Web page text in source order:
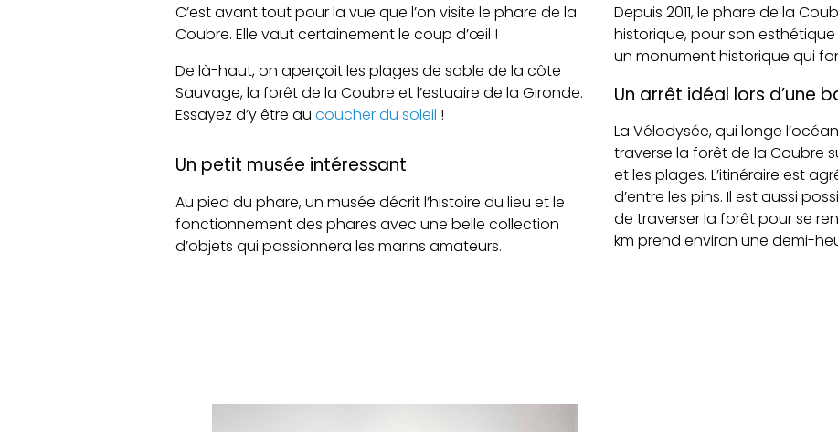
C’est avant tout pour la vue que l’on visite le phare de la
Coubre. Elle vaut certainement le coup d’œil !
De là-haut, on aperçoit les plages de sable de la côte
Sauvage, la forêt de la Coubre et l’estuaire de la Gironde.
Essayez d’y être au coucher du soleil !
Un petit musée intéressant
Au pied du phare, un musée décrit l’histoire du lieu et le
fonctionnement des phares avec une belle collection
d’objets qui passionnera les marins amateurs.
Depuis 2011, le phare de la
historique, pour son
un monument historique qui
Un arrêt idéal lors d’une
La Vélodysée, qui longe
traverse la forêt de la Coubre
et les plages. L’itinéraire est
d’entre les pins. Il est aussi
de traverser la forêt pour se
km prend environ une demi-